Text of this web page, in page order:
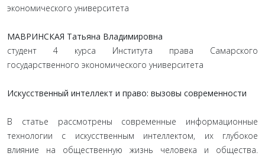
экономического университета
МАВРИНСКАЯ Татьяна Владимировна
студент 4 курса Института права Самарского
государственного экономического университета
Искусственный интеллект и право: вызовы современности
В статье рассмотрены современные информационные
технологии с искусственным интеллектом, их глубокое
влияние на общественную жизнь человека и общества.